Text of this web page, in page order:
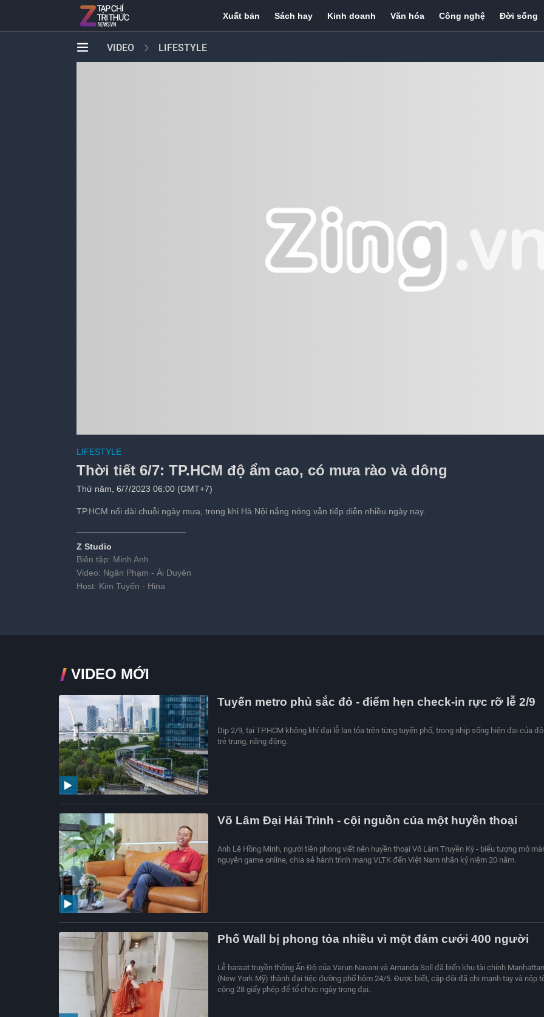
Xuất bản Sách hay Kinh doanh Văn hóa Công nghệ Đời sống
VIDEO LIFESTYLE
LIFESTYLE
Thời tiết 6/7: TP.HCM độ ẩm cao, có mưa rào và dông
Thứ năm, 6/7/2023 06:00 (GMT+7)
TP.HCM nối dài chuỗi ngày mưa, trong khi Hà Nội nắng nóng vẫn tiếp diễn nhiều ngày nay.
Z Studio
Biên tập: Minh Anh
Video: Ngân Phạm - Ái Duyên
Host: Kim Tuyến - Hina
VIDEO MỚI
Tuyến metro phủ sắc đỏ - điểm hẹn check-in rực rỡ lễ 2/9
Dịp 2/9, tại TP.HCM không khí đại lễ lan tỏa trên từng tuyến phố, trong nhịp sống hiện đại của
trẻ trung, năng động.
Võ Lâm Đại Hải Trình - cội nguồn của một huyền thoại
Anh Lê Hồng Minh, người tiên phong viết nên huyền thoại Võ Lâm Truyền Kỳ - biểu tượng mở
nguyên game online, chia sẻ hành trình mang VLTK đến Việt Nam nhân kỷ niệm 20 năm.
Phố Wall bị phong tỏa nhiều vì một đám cưới 400 người
Lễ baraat truyền thống Ấn Độ của Varun Navani và Amanda Soll đã biến khu tài chính Manhattan
(New York Mỹ) thành đại tiệc đường phố hôm 24/5. Được biết, cặp đôi đã chi mạnh tay và nộp
cộng 28 giấy phép để tổ chức ngày trọng đại.